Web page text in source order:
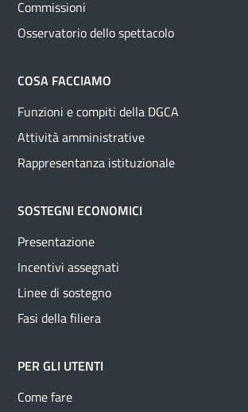
Commissioni
Osservatorio dello spettacolo
COSA FACCIAMO
Funzioni e compiti della DGCA
Attività amministrative
Rappresentanza istituzionale
SOSTEGNI ECONOMICI
Presentazione
Incentivi assegnati
Linee di sostegno
Fasi della filiera
PER GLI UTENTI
Come fare